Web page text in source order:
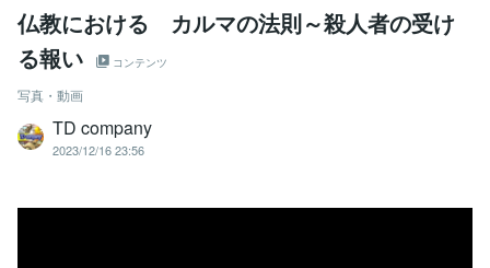
仏教における カルマの法則～殺人者の受け
る報い
コンテンツ
写真・動画
TD company
2023/12/16 23:56